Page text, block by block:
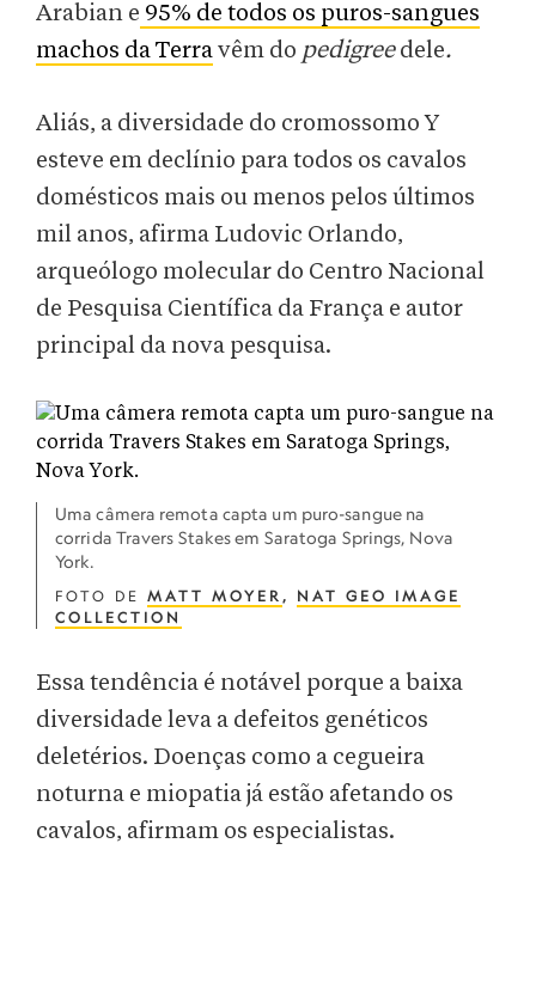
Arabian e 95% de todos os puros-sangues
machos da Terravêm do pedigreedele.
Aliás, a diversidade do cromossomo Y
esteve em declínio para todos os cavalos
domésticos mais ou menos pelos últimos
mil anos, afirma Ludovic Orlando,
arqueólogo molecular do Centro Nacional
de Pesquisa Científica da França e autor
principal da nova pesquisa.
Uma câmera remota capta um puro-sangue na
corrida Travers Stakes em Saratoga Springs, Nova
York.
FOTO DE MATT MOYER , NAT GEO IMAGE
COLLECTION
Essa tendência é notável porque a baixa
diversidade leva a defeitos genéticos
deletérios. Doenças como a cegueira
noturna e miopatia já estão afetando os
cavalos, afirmam os especialistas.